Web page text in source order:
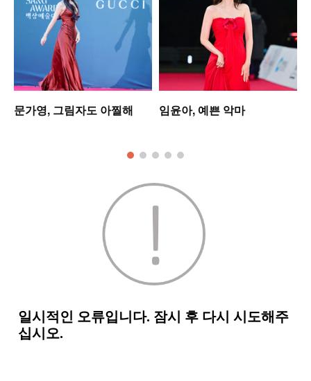
문가영, 그림자도 아찔해 임윤아, 예쁜 악마